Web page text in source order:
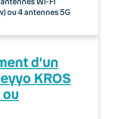
Phone Windows et
: Utiliser un casque
8220 Duo
ou 4 antennes 5G
d’un
KROS